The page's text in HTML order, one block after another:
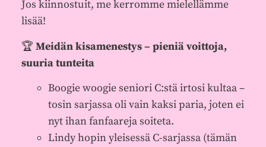
Jos kiinnostuit, me kerromme mielellämme
lisää!
🏆 Meidän kisamenestys – pieniä voittoja,
suuria tunteita
Boogie woogie seniori C:stä irtosi kultaa –
tosin sarjassa oli vain kaksi paria, joten ei
nyt ihan fanfaareja soiteta.
Lindy hopin yleisessä C-sarjassa (tämän